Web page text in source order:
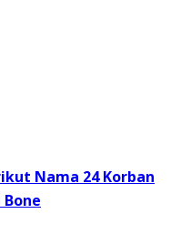
Nama 24 Korban